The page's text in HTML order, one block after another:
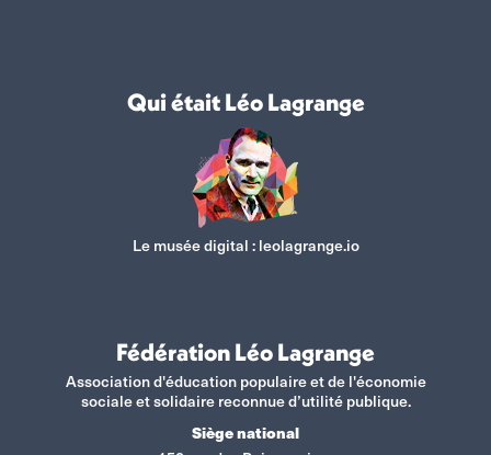
Qui était Léo Lagrange
Le musée digital :leolagrange.io
Fédération Léo Lagrange
Association d'éducation populaire et de l'économie
sociale et solidaire reconnue d’utilité publique.
Siège national